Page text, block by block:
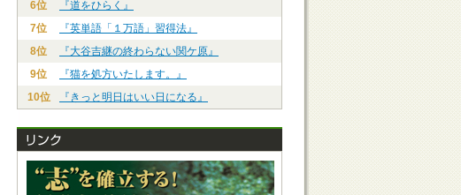
6位
『道をひらく』
7位
『英単語「１万語」習得法』
8位
『大谷吉継の終わらない関ケ原』
9位
『猫を処方いたします。』
10位
『きっと明日はいい日になる』